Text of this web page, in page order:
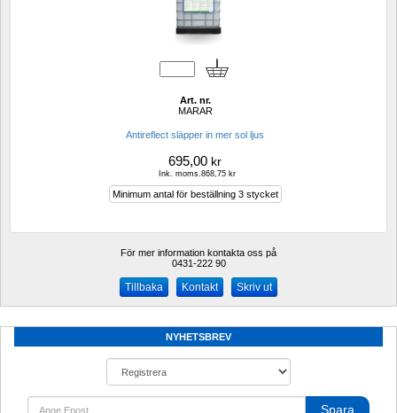
Art. nr.
MARAR
Antireflect släpper in mer sol ljus
695,00 kr
Ink. moms.868,75 kr
Minimum antal för beställning 3 stycket
För mer information kontakta oss på
0431-222 90
Kontakt Skriv ut
NYHETSBREV
Spara